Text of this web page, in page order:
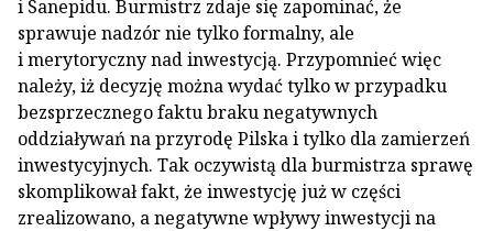
i Sanepidu. Burmistrz zdaje się zapominać, że
sprawuje nadzór nie tylko formalny, ale
i merytoryczny nad inwestycją. Przypomnieć więc
należy, iż decyzję można wydać tylko w przypadku
bezsprzecznego faktu braku negatywnych
oddziaływań na przyrodę Pilska i tylko dla zamierzeń
inwestycyjnych. Tak oczywistą dla burmistrza sprawę
skomplikował fakt, że inwestycję już w części
zrealizowano, a negatywne wpływy inwestycji na